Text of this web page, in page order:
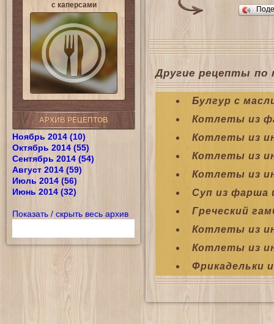
с каперсами
АРХИВ РЕЦЕПТОВ
Ноябрь 2014 (10)
Октябрь 2014 (55)
Сентябрь 2014 (54)
Август 2014 (59)
Июль 2014 (56)
Июнь 2014 (32)
Показать / скрыть весь архив
Другие рецепты по
Булгур с
Котлеты из
Котлеты из
Котлеты из
Котлеты из
Суп из фарша
Греческий
Котлеты из
Котлеты из
Фрикадельки